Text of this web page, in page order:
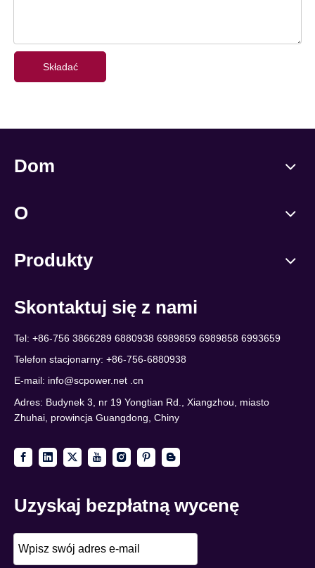
Składać
Dom
O
Produkty
Skontaktuj się z nami
Tel: +86-756 3866289 6880938 6989859 6989858 6993659
Telefon stacjonarny: +86-756-6880938
E-mail: info@scpower.net .cn
Adres: Budynek 3, nr 19 Yongtian Rd., Xiangzhou, miasto
Zhuhai, prowincja Guangdong, Chiny
Uzyskaj bezpłatną wycenę